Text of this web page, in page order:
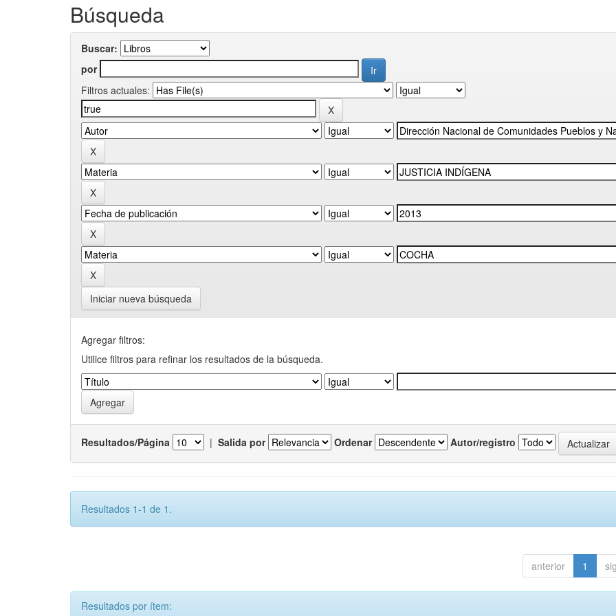
Búsqueda
Buscar:
por
Filtros actuales:
Iniciar nueva búsqueda
Agregar filtros:
Utilice filtros para refinar los resultados de la búsqueda.
Resultados/Página | Salida por Ordenar Autor/registro
Resultados 1-1 de 1.
anterior 1
Resultados por ítem: